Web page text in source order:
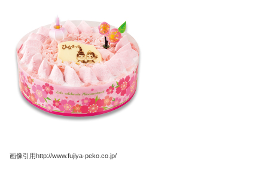
画像引用http://www.fujiya-peko.co.jp/